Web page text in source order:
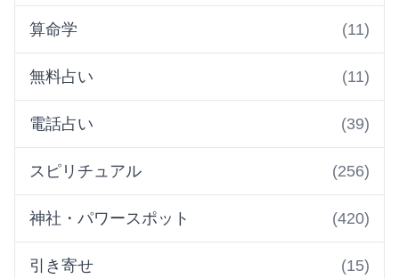
算命学 (11)
無料占い (11)
電話占い (39)
スピリチュアル (256)
神社・パワースポット (420)
引き寄せ (15)